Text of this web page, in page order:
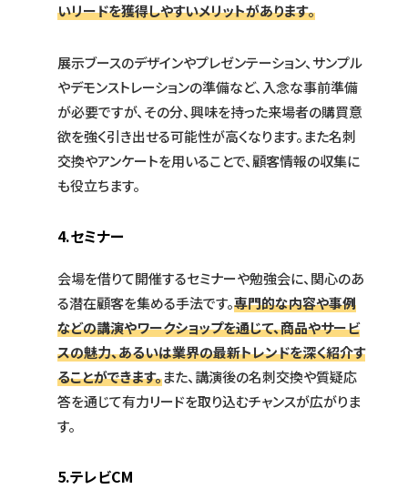
いリードを獲得しやすいメリットがあります。
展示ブースのデザインやプレゼンテーション、サンプル
やデモンストレーションの準備など、入念な事前準備
が必要ですが、その分、興味を持った来場者の購買意
欲を強く引き出せる可能性が高くなります。また名刺
交換やアンケートを用いることで、顧客情報の収集に
も役立ちます。
4.セミナー
会場を借りて開催するセミナーや勉強会に、関心のあ
る潜在顧客を集める手法です。専門的な内容や事例
などの講演やワークショップを通じて、商品やサービ
スの魅力、あるいは業界の最新トレンドを深く紹介す
ることができます。また、講演後の名刺交換や質疑応
答を通じて有力リードを取り込むチャンスが広がりま
す。
5.テレビCM